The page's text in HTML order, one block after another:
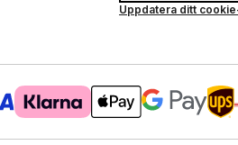
Uppdatera ditt